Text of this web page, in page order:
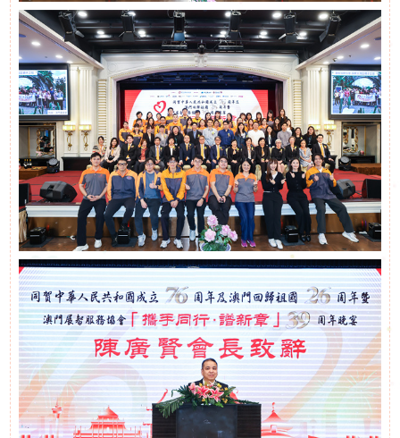
會
申
請
聯
絡
我
們
招聘信息
相關鏈接
聯絡我們